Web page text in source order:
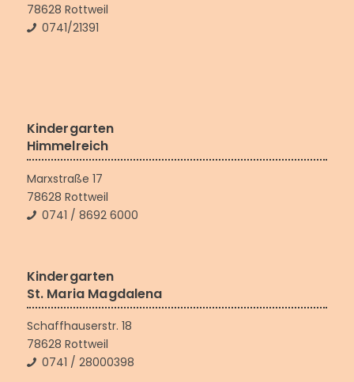
78628 Rottweil
0741/21391
Kindergarten
Himmelreich
Marxstraße 17
78628 Rottweil
0741 / 8692 6000
Kindergarten
St. Maria Magdalena
Schaffhauserstr. 18
78628 Rottweil
0741 / 28000398